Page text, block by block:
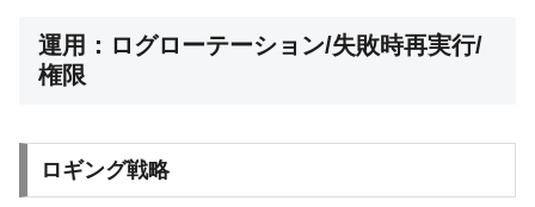
運用：ログローテーション/失敗時再実行/
権限
ロギング戦略